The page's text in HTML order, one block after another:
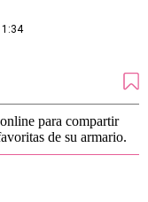
para compartir
de su armario.